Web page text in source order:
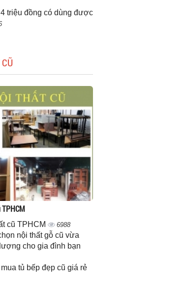
triệu đồng có dùng được
cũ TPHCM 6988
nội thất gỗ cũ vừa
cho gia đình bạn
tủ bếp đẹp cũ giá rẻ